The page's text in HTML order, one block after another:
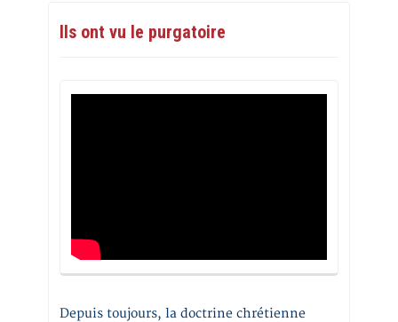
Ils ont vu le purgatoire
Depuis toujours, la doctrine chrétienne